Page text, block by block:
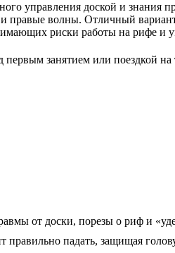
управления доской и знания
правые волны. Отличный
риски работы на рифе и
занятием или поездкой на
от доски, порезы о риф и
правильно падать, защищая